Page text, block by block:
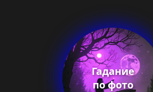
Гадание
по фото